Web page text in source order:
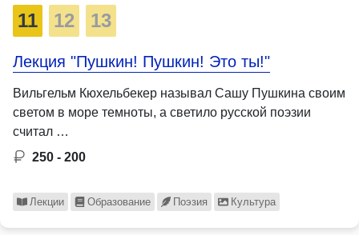
11 12 13
Лекция "Пушкин! Пушкин! Это ты!"
Вильгельм Кюхельбекер называл Сашу Пушкина своим
светом в море темноты, а светило русской поэзии
считал …
250 - 200
Лекции Образование Поэзия Культура